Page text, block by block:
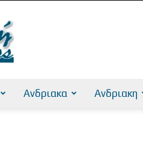
Ανδριακα Ανδριακη